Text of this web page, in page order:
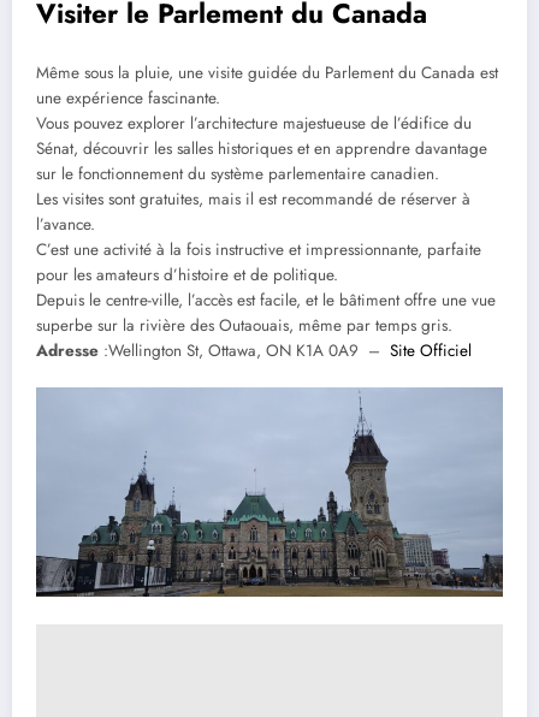
Visiter le Parlement du Canada
Même sous la pluie, une visite guidée du Parlement du Canada est
une expérience fascinante.
Vous pouvez explorer l’architecture majestueuse de l’édifice du
Sénat, découvrir les salles historiques et en apprendre davantage
sur le fonctionnement du système parlementaire canadien.
Les visites sont gratuites, mais il est recommandé de réserver à
l’avance.
C’est une activité à la fois instructive et impressionnante, parfaite
pour les amateurs d’histoire et de politique.
Depuis le centre-ville, l’accès est facile, et le bâtiment offre une vue
superbe sur la rivière des Outaouais, même par temps gris.
Adresse :Wellington St, Ottawa, ON K1A 0A9 – Site Officiel